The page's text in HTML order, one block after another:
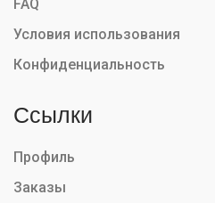
FAQ
Условия использования
Конфиденциальность
Ссылки
Профиль
Заказы